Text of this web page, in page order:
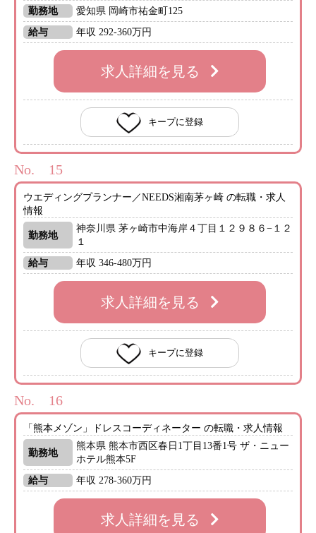
勤務地
愛知県 岡崎市祐金町125
給与
年収 292-360万円
求人詳細を見る
キープに登録
No.
ウエディングプランナー／NEEDS湘南茅ヶ崎 の転職・求人
情報
勤務地
神奈川県 茅ヶ崎市中海岸４丁目１２９８６−１２
１
給与
年収 346-480万円
求人詳細を見る
キープに登録
No.
「熊本メゾン」ドレスコーディネーター の転職・求人情報
勤務地
熊本県 熊本市西区春日1丁目13番1号 ザ・ニュー
ホテル熊本5F
給与
年収 278-360万円
求人詳細を見る